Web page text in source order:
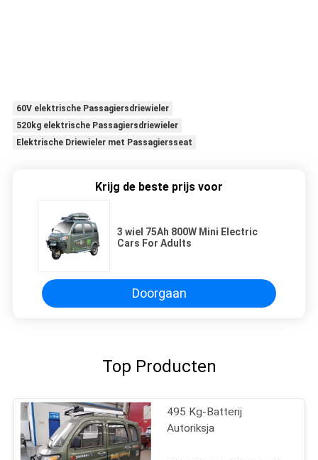
60V elektrische Passagiersdriewieler
520kg elektrische Passagiersdriewieler
Elektrische Driewieler met Passagiersseat
Krijg de beste prijs voor
3 wiel 75Ah 800W Mini Electric
Cars For Adults
Doorgaan
Top Producten
495 Kg-Batterij
Autoriksja